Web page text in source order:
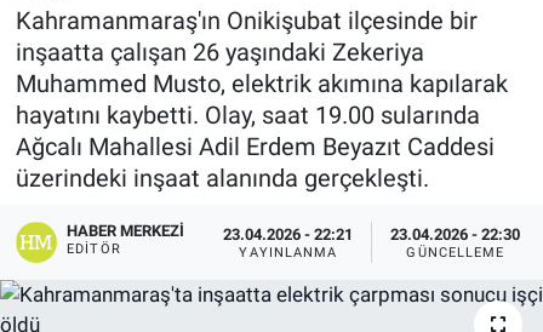
Kahramanmaraş'ın Onikişubat ilçesinde bir
inşaatta çalışan 26 yaşındaki Zekeriya
Muhammed Musto, elektrik akımına kapılarak
hayatını kaybetti. Olay, saat 19.00 sularında
Ağcalı Mahallesi Adil Erdem Beyazıt Caddesi
üzerindeki inşaat alanında gerçekleşti.
HABER MERKEZI
EDITÖR
23.04.2026 - 22:21
YAYINLANMA
23.04.2026 - 22:30
GÜNCELLEME